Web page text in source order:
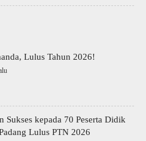
Lulus Tahun 2026!
Sukses kepada 70 Peserta Didik
Lulus PTN 2026